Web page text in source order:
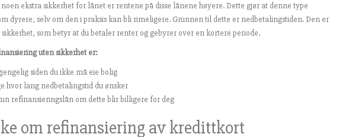
ekstra sikkerhet for lånet er rentene på disse lånene høyere. Dette gjør at denne type
dyrere, selv om den i praksis kan bli rimeligere. Grunnen til dette er nedbetalingstiden. Den er
som betyr at du betaler renter og gebyrer over en kortere periode.
uten sikkerhet er:
siden du ikke må eie bolig
hvor lang nedbetalingstid du ønsker
refinansieringslån om dette blir billigere for deg
om refinansiering av kredittkort